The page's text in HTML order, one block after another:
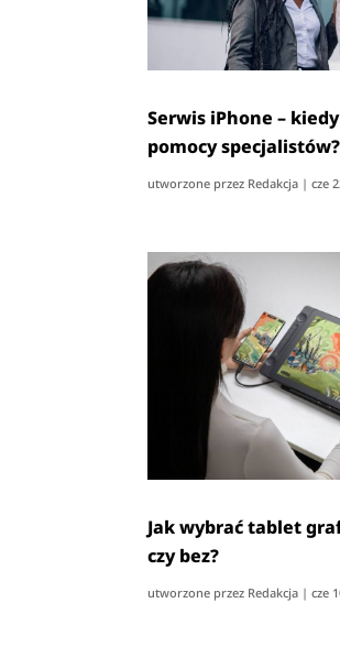
Serwis iPhone –
pomocy specjalistów?
utworzone przez Redakcja |cze
Jak wybrać tablet
czy bez?
utworzone przez Redakcja |cze